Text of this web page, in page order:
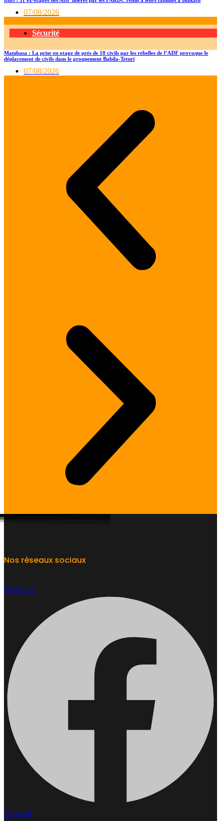
07/08/2026
Sécurité
Mambasa : La prise en otage de près de 10 civils par les rebelles de l’ADF provoque le
déplacement de civils dans le groupement Babila-Teturi
07/08/2026
Nos réseaux sociaux
Facebook
X-twitter